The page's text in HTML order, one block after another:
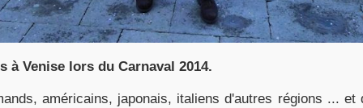
à Venise lors du Carnaval 2014.
américains, japonais, italiens d'autres régions ... et